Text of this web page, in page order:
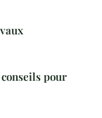
pour